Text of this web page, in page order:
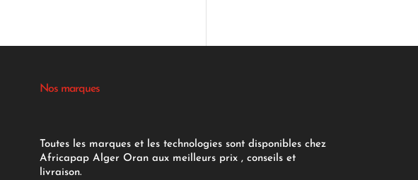
Nos marques
Toutes les marques et les technologies sont disponibles chez
Africapap Alger Oran aux meilleurs prix , conseils et
livraison.